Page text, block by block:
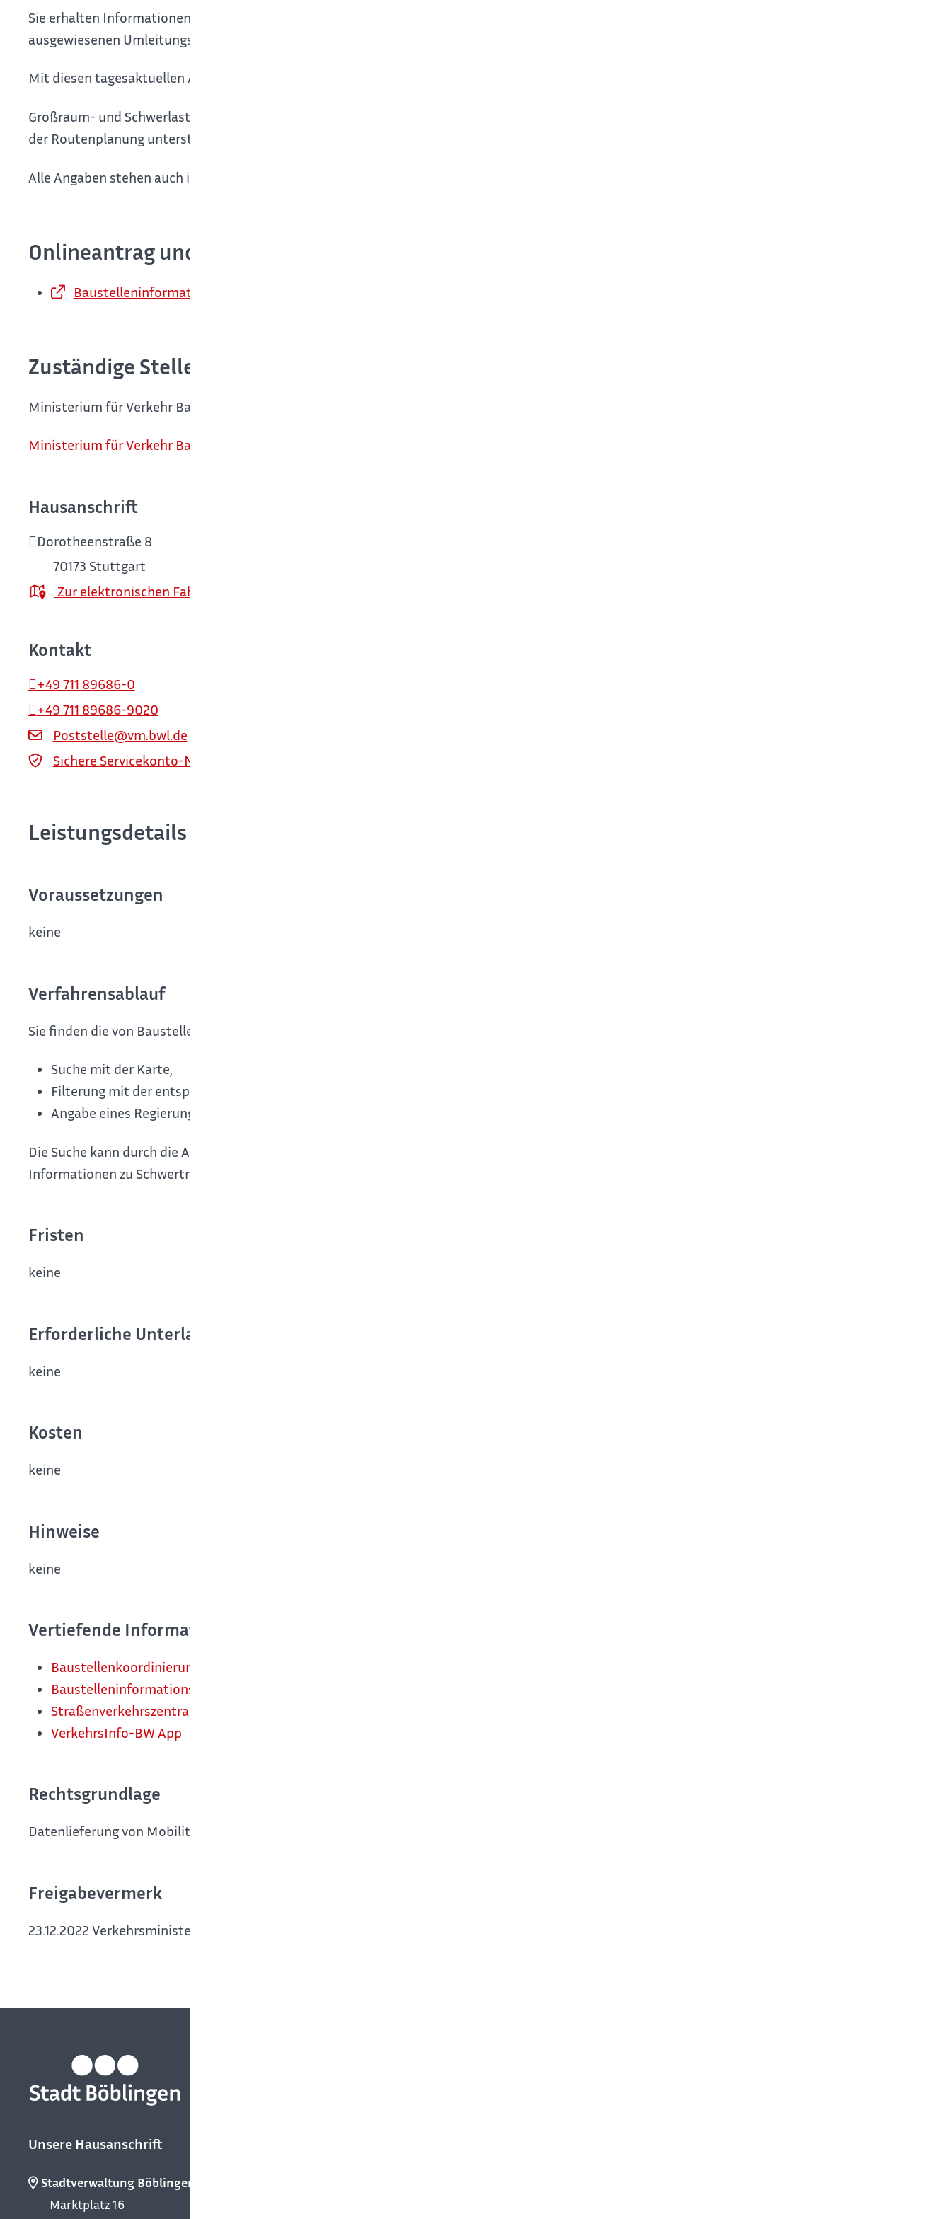
Sie erhalten Informationen über Art und Dauer der Verkehrsbehinderung und bei Vollsperrungen Angaben zu den
ausgewiesenen Umleitungsstrecken.
Mit diesen tagesaktuellen Angaben erhalten Verkehrsteilnehmer umfangreiche Informationen für ihre Reiseplanung.
Großraum- und Schwerlasttransporte werden durch Angaben zu Einschränkungen (Höhe, Breite, Tonnage) des Fahrweges in
der Routenplanung unterstützt.
Alle Angaben stehen auch in der VerkehrsInfo-BW App zur Verfügung.
Onlineantrag und Formulare
Baustelleninformationssystem des Landes Baden-Württemberg
Zuständige Stelle
Ministerium für Verkehr Baden-Württemberg
Ministerium für Verkehr Baden-Württemberg
Hausanschrift
Dorotheenstraße 8
70173 Stuttgart
Zur elektronischen Fahrplanauskunft
Kontakt
+49 711 89686-0
+49 711 89686-9020
Poststelle@vm.bwl.de
Sichere Servicekonto-Nachricht über service-bw.de senden
Leistungsdetails
Voraussetzungen
keine
Verfahrensablauf
Sie finden die von Baustellen betroffenen Straßen über die
Suche mit der Karte,
Filterung mit der entsprechenden Autobahn-, Bundes-, Landes- oder Kreisstraßennummer
Angabe eines Regierungsbezirkes beziehungsweise Stadt-/Landkreises.
Die Suche kann durch die Auswahl entsprechender Kriterien, wie Zeitraum, Nachtbaustelle, Sperrung und spezielle
Informationen zu Schwertransporten verfeinert werden.
Fristen
keine
Erforderliche Unterlagen
keine
Kosten
keine
Hinweise
keine
Vertiefende Informationen
Baustellenkoordinierungs- und Informationssystem
Baustelleninformationssystem des Bundes und der Länder
Straßenverkehrszentrale Baden-Württemberg
VerkehrsInfo-BW App
Rechtsgrundlage
Datenlieferung von Mobilitätsdaten auf Basis Delegierter Verordnungen der EU (Nr.886/2013) und der IVS-Richtlinie 2010/40
Freigabevermerk
23.12.2022 Verkehrsministerium Baden-Württemberg
Unsere Hausanschrift
Stadtverwaltung Böblingen
Marktplatz 16